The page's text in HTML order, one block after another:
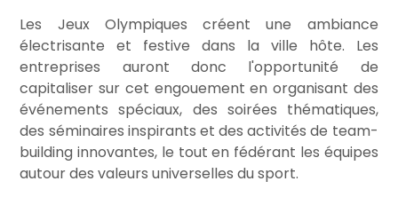
Les Jeux Olympiques créent une ambiance
électrisante et festive dans la ville hôte. Les
entreprises auront donc l'opportunité de
capitaliser sur cet engouement en organisant des
événements spéciaux, des soirées thématiques,
des séminaires inspirants et des activités de team-
building innovantes, le tout en fédérant les équipes
autour des valeurs universelles du sport.